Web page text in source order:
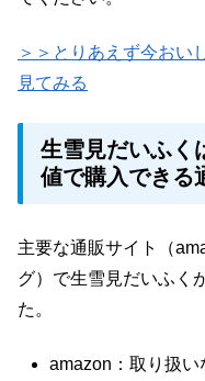
＞＞とりあえず今おい
見てみる
生雪見だいふく
値で購入できる
主要な通販サイト（
グ）で生雪見だいふく
た。
amazon：取り扱い